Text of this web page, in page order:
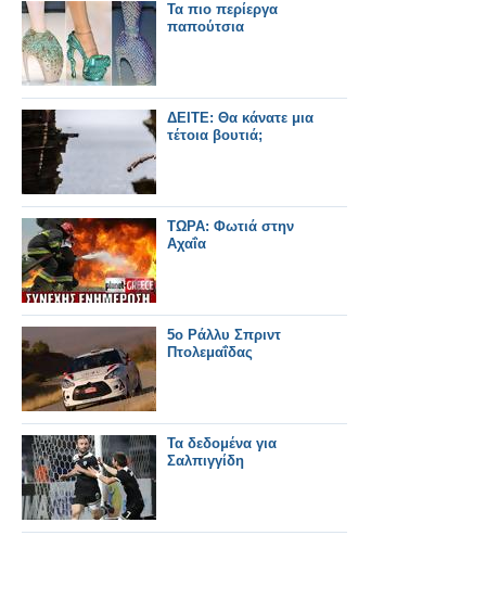
Τα πιο περίεργα
παπούτσια
ΔΕΙΤΕ: Θα κάνατε μια
τέτοια βουτιά;
ΤΩΡΑ: Φωτιά στην
Αχαΐα
5ο Ράλλυ Σπριντ
Πτολεμαΐδας
Τα δεδομένα για
Σαλπιγγίδη